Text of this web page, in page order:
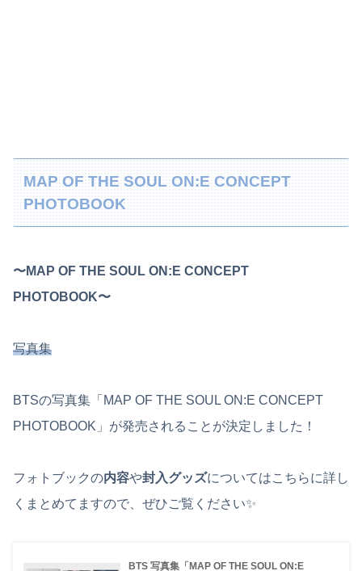
MAP OF THE SOUL ON:E CONCEPT
PHOTOBOOK
〜MAP OF THE SOUL ON:E CONCEPT
PHOTOBOOK〜
写真集
BTSの写真集「MAP OF THE SOUL ON:E CONCEPT
PHOTOBOOK」が発売されることが決定しました！
フォトブックの内容や封入グッズについてはこちらに詳し
くまとめてますので、ぜひご覧ください✨
BTS 写真集「MAP OF THE SOUL ON:E